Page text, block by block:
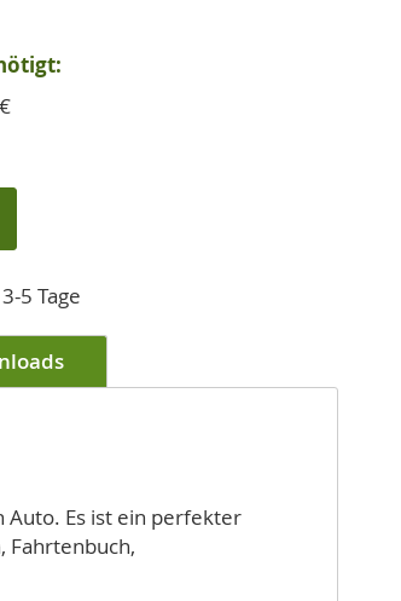
5 Tage
Auto. Es ist ein perfekter
Fahrtenbuch,